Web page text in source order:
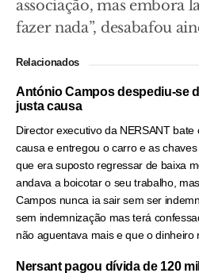
associação, mas embora
fazer nada”, desabafou
Relacionados
António Campos despediu-se
justa causa
Director executivo da NERSANT
causa e entregou o carro e as
que era suposto regressar de baixa
andava a boicotar o seu trabalho,
Campos nunca ia sair sem ser
sem indemnização mas terá
não aguentava mais e que o dinheiro
Nersant pagou dívida de 120